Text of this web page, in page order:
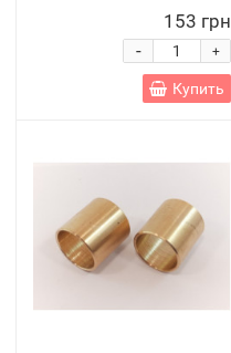
153 грн
+
-
Купить